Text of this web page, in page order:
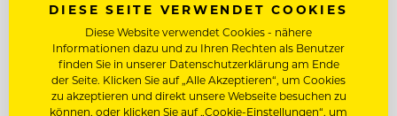
Entdecke alle Jobs
DIESE SEITE VERWENDET COOKIES
Diese Website verwendet Cookies - nähere
Informationen dazu und zu Ihren Rechten als Benutzer
finden Sie in unserer Datenschutzerklärung am Ende
der Seite. Klicken Sie auf „Alle Akzeptieren“, um Cookies
zu akzeptieren und direkt unsere Webseite besuchen zu
können, oder klicken Sie auf „Cookie-Einstellungen“, um